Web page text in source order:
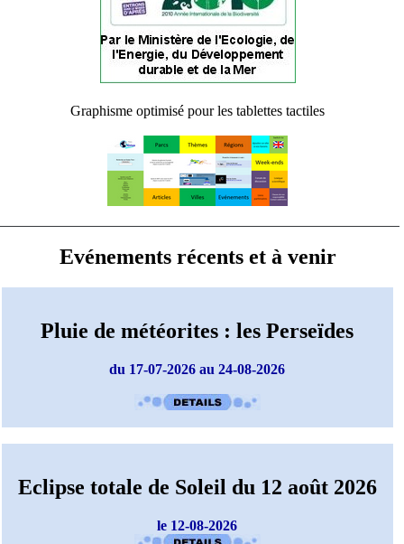
Graphisme optimisé pour les tablettes tactiles
Evénements récents et à venir
Pluie de météorites : les Perseïdes
du 17-07-2026 au 24-08-2026
Eclipse totale de Soleil du 12 août 2026
le 12-08-2026